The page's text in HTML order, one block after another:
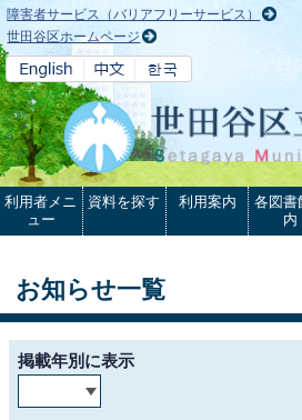
本文へ
障害者サービス（バリアフリーサービス）
世田谷区ホームページ
利用者メニ
ュー
資料を探す 利用案内
各図書
内
お知らせ一覧
掲載年別に表示